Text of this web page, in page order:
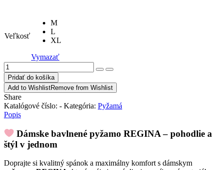
Veľkosť
M
L
XL
Vymazať
množstvo
Pyžamo
REGINA
Pridať do košíka
Add to WishlistRemove from Wishlist
Share
Katalógové číslo: - Kategória: Pyžamá
Popis
Dámske bavlnené pyžamo REGINA – pohodlie a
štýl v jednom
Doprajte si kvalitný spánok a maximálny komfort s dámskym